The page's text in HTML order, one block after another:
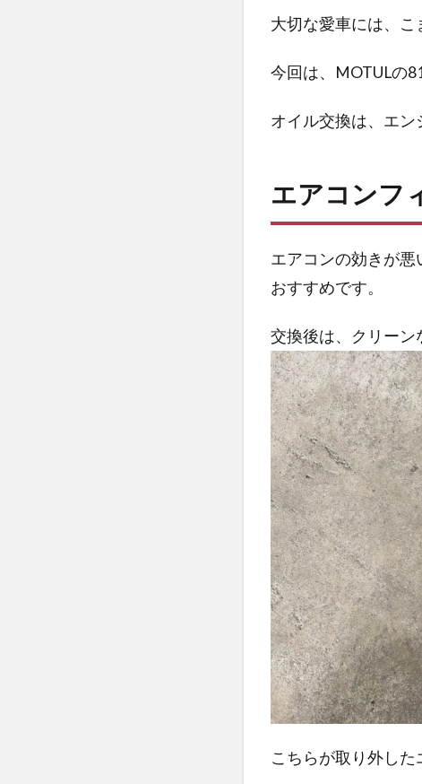
本店
姫路
大切な愛車には、こ
今回は、MOTULの
オイル交換は、エン
エアコンフ
エアコンの効きが
おすすめです。
交換後は、クリーン
こちらが取り外した